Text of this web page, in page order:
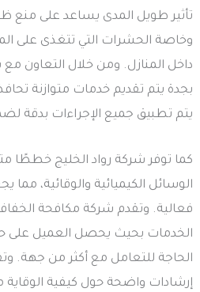
تأثير طويل المدى يساعد على منع
وخاصة الحشرات التي تتغذى على
داخل المنازل. ومن خلال التعاون
بجدة يتم تقديم خدمات متوازنة
يتم تطبيق جميع الإجراءات بدقة
كما توفر شركة رواد الخليج خططًا
الوسائل الكيميائية والوقائية، مما
فعالية. وتقدم شركة مكافحة
الخدمات بحيث يحصل العميل على
الحاجة للتعامل مع أكثر من جهة.
إرشادات واضحة حول كيفية الوقاية